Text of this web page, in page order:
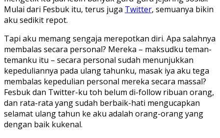
Mulai dari Fesbuk itu, terus juga Twitter, semuanya bikin
aku sedikit repot.
Tapi aku memang sengaja merepotkan diri. Apa salahnya
membalas secara personal? Mereka – maksudku teman-
temanku itu – secara personal sudah menunjukkan
kepeduliannya pada ulang tahunku, masak iya aku tega
membalas kepedulian personal mereka secara massal?
Fesbuk dan Twitter-ku toh belum di-follow ribuan orang,
dan rata-rata yang sudah berbaik-hati mengucapkan
selamat ulang tahun ke aku adalah orang-orang yang
dengan baik kukenal.